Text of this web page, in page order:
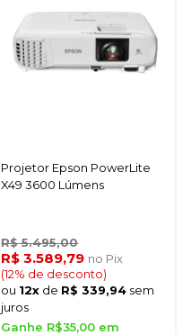
Projetor Epson PowerLite
X49 3600 Lúmens
R$ 5.495,00
R$ 3.589,79 no Pix
(12% de desconto)
ou 12x de R$ 339,94 sem
juros
Ganhe R$35,00 em